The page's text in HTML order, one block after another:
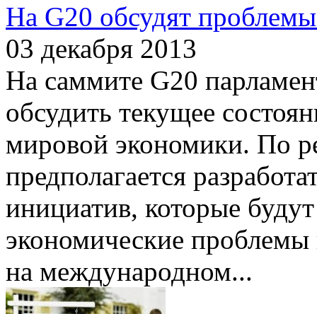
На G20 обсудят
03 декабря 2013
На саммите G20
обсудить текущее
мировой экономики. По
предполагается
инициатив, которые
экономические проблемы
на международном...